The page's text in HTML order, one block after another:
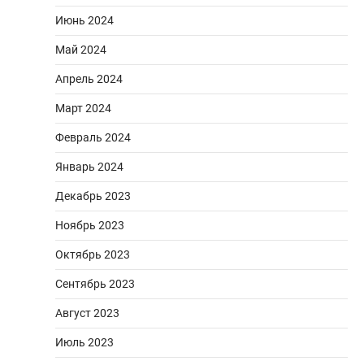
Июнь 2024
Май 2024
Апрель 2024
Март 2024
Февраль 2024
Январь 2024
Декабрь 2023
Ноябрь 2023
Октябрь 2023
Сентябрь 2023
Август 2023
Июль 2023